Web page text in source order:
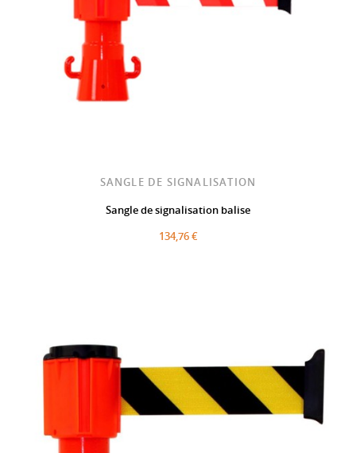
SANGLE DE SIGNALISATION
Sangle de signalisation balise
134,76 €